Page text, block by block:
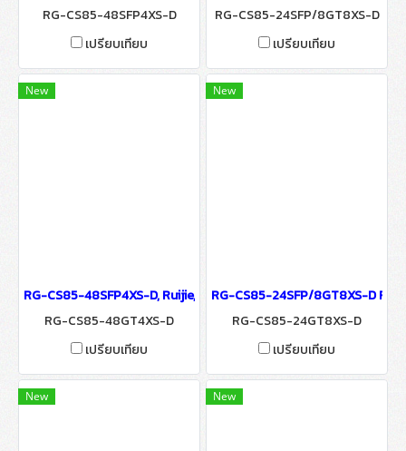
RG-CS85-48SFP4XS-D
เปรียบเทียบ
RG-CS85-24SFP/8GT8XS-D
เปรียบเทียบ
New
RG-CS85-48SFP4XS-D, Ruijie, 48-Port 1GE SFP Layer 3
RG-CS85-48GT4XS-D
เปรียบเทียบ
New
RG-CS85-24SFP/8GT8XS-D
RG-CS85-24GT8XS-D
เปรียบเทียบ
New New